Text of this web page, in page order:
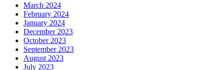
March 2024
February 2024
January 2024
December 2023
October 2023
September 2023
August 2023
July 2023